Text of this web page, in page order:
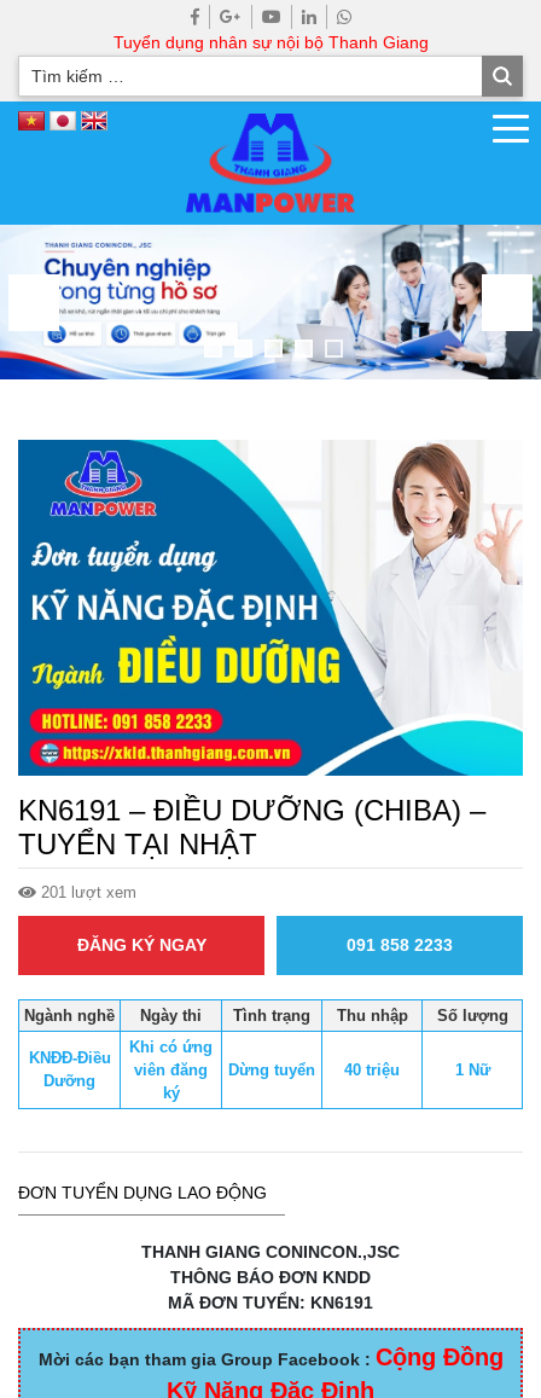
Tuyển dụng nhân sự nội bộ Thanh Giang
KN6191 – ĐIỀU DƯỠNG (CHIBA) –
TUYỂN TẠI NHẬT
201 lượt xem
ĐĂNG KÝ NGAY 091 858 2233
Ngành nghề Ngày thi Tình trạng Thu nhập Số lượng
KNĐĐ-Điều
Dưỡng
Khi có ứng
viên đăng
ký
Dừng tuyển 40 triệu 1 Nữ
ĐƠN TUYỂN DỤNG LAO ĐỘNG
THANH GIANG CONINCON.,JSC
THÔNG BÁO ĐƠN KNDD
MÃ ĐƠN TUYỂN: KN6191
Mời các bạn tham gia Group Facebook : Cộng Đồng
Kỹ Năng Đặc Định